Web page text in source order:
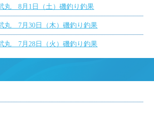
丸 8月1日（土）磯釣り釣果
丸 7月30日（木）磯釣り釣果
丸 7月28日（火）磯釣り釣果